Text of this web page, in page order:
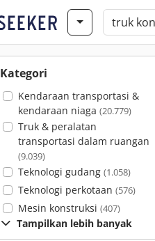
Kategori
Kendaraan transportasi &
kendaraan niaga (20.779)
Truk & peralatan
transportasi dalam ruangan
(9.039)
Teknologi gudang (1.058)
Teknologi perkotaan (576)
Mesin konstruksi (407)
Tampilkan lebih banyak